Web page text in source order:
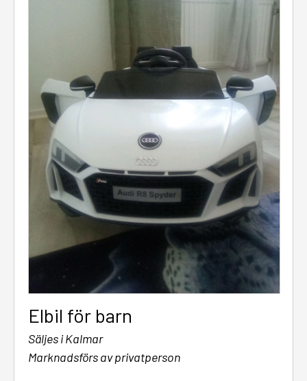
Elbil för barn
Säljes i Kalmar
Marknadsförs av privatperson